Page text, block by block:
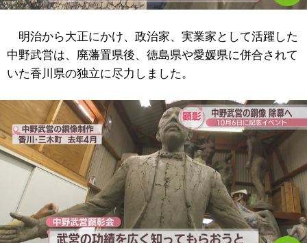
明治から大正にかけ、政治家、実業家として活躍した
中野武営は、廃藩置県後、徳島県や愛媛県に併合されて
いた香川県の独立に尽力しました。